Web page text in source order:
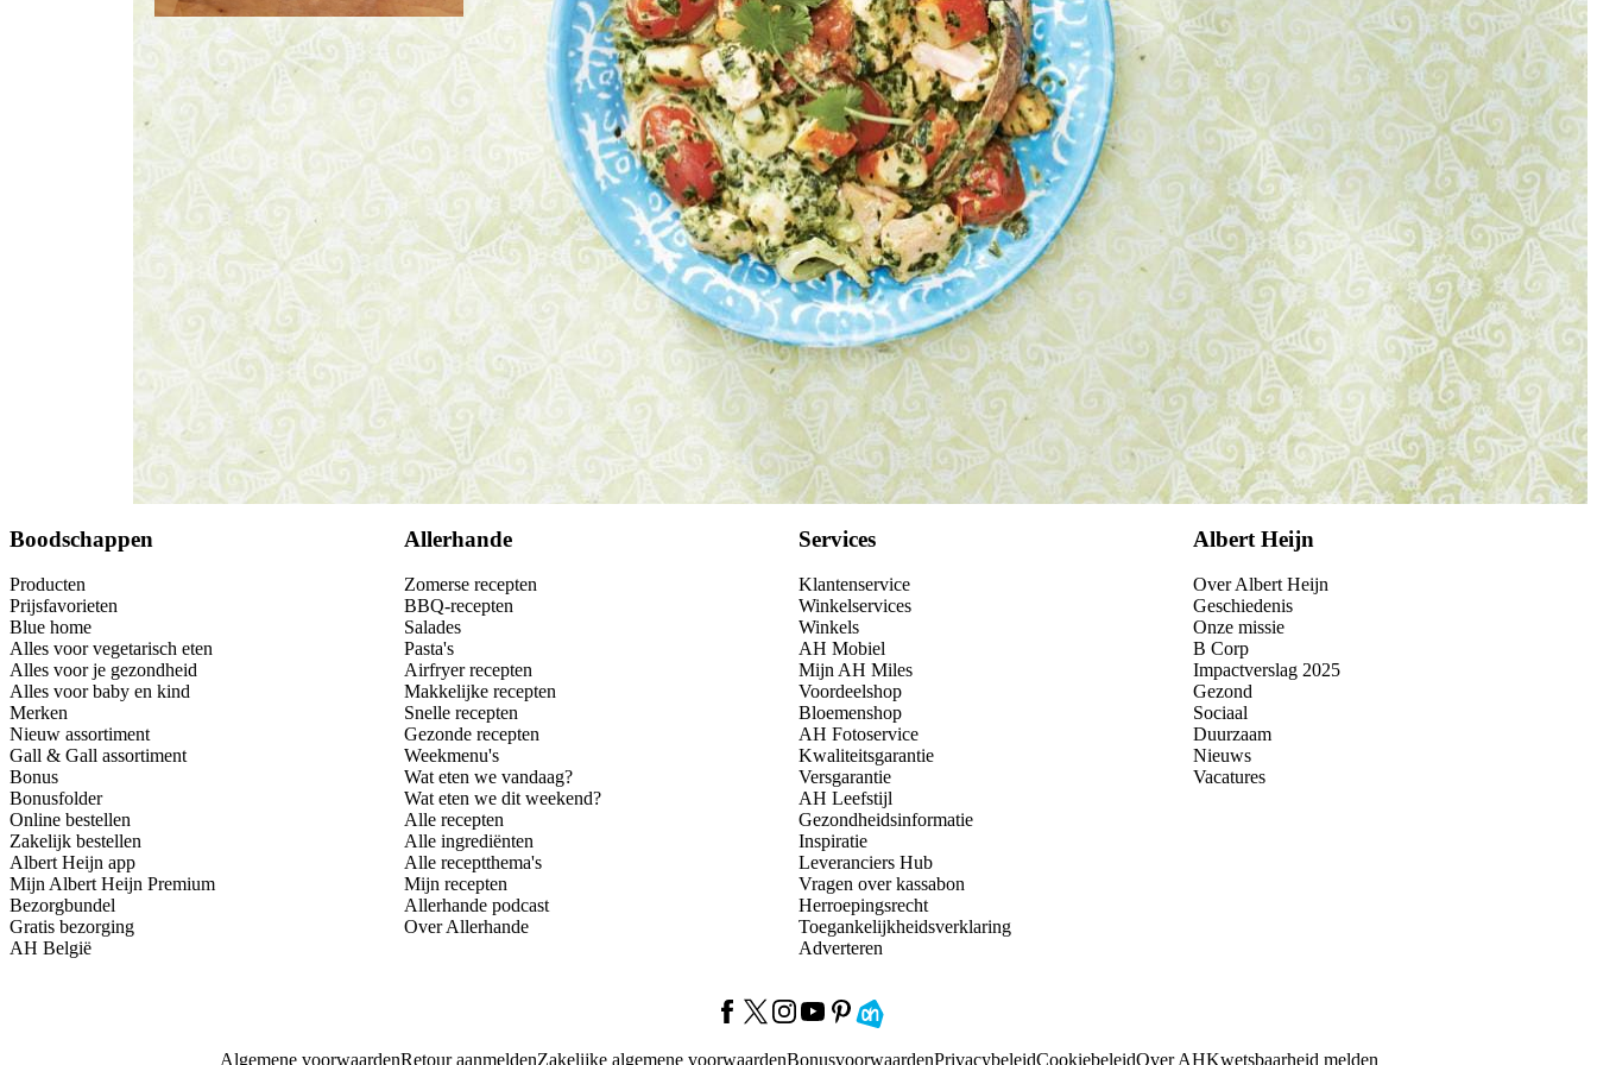
spinazie à la crème
1 pakje kokosmelk
gemengde zeevruchten
zalmfilet
bakje
koriander
Kies producten
Knoflook snijden
Instructievideo
- min.
Wat vond je van dit recept?
Boodschappen
Producten
Prijsfavorieten
Blue home
Alles voor vegetarisch eten
Alles voor je gezondheid
Alles voor baby en kind
Merken
Nieuw assortiment
Gall & Gall assortiment
Bonus
Bonusfolder
Online bestellen
Zakelijk bestellen
Albert Heijn app
Mijn Albert Heijn Premium
Bezorgbundel
Gratis bezorging
AH België
Allerhande
Zomerse recepten
BBQ-recepten
Salades
Pasta's
Airfryer recepten
Makkelijke recepten
Snelle recepten
Gezonde recepten
Weekmenu's
Wat eten we vandaag?
Wat eten we dit weekend?
Alle recepten
Alle ingrediënten
Alle receptthema's
Mijn recepten
Allerhande podcast
Over Allerhande
Services
Klantenservice
Winkelservices
Winkels
AH Mobiel
Mijn AH Miles
Voordeelshop
Bloemenshop
AH Fotoservice
Kwaliteitsgarantie
Versgarantie
AH Leefstijl
Gezondheidsinformatie
Inspiratie
Leveranciers Hub
Vragen over kassabon
Herroepingsrecht
Toegankelijkheidsverklaring
Adverteren
Albert Heijn
Over Albert Heijn
Geschiedenis
Onze missie
B Corp
Impactverslag 2025
Gezond
Sociaal
Duurzaam
Nieuws
Vacatures
Algemene voorwaardenRetour aanmeldenZakelijke algemene voorwaardenBonusvoorwaardenPrivacybeleidCookiebeleidOver AHKwetsbaarheid melden